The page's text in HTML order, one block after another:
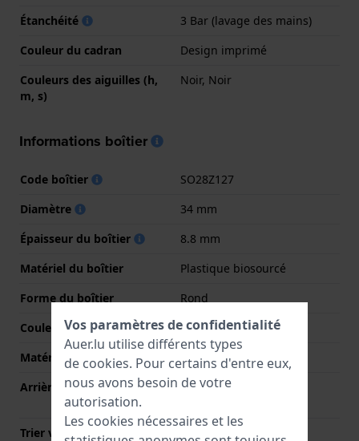
Étanchéité
3 Bar (lavage des mains)
Couleur du cadran
Design imprimé
Couleurs des aiguilles (h,
m, s)
Noir, Noir
Informations boîtier
Code boîtier
SO28Z127
Diamètre
34 mm
Épaisseur du boîtier
8.8 mm
Matériel du boîtier
Plastique biosourcé
Forme du boîtier
Rond
Couleur du boîtier
Bleu
Matériau du boîtier arrière
Plastique biosourcé
Arrière de Boitier
Boîtier avec trappe de
Trier verre
Acrylique
Vos paramètres de confidentialité
Auer.lu utilise différents types
de cookies. Pour certains d'entre eux,
nous avons besoin de votre
autorisation.
Les cookies nécessaires et les